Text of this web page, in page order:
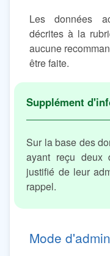
Les données
décrites à la
aucune
être faite.
Sur la base des
ayant reçu deux
justifié de leur
rappel.
Mode